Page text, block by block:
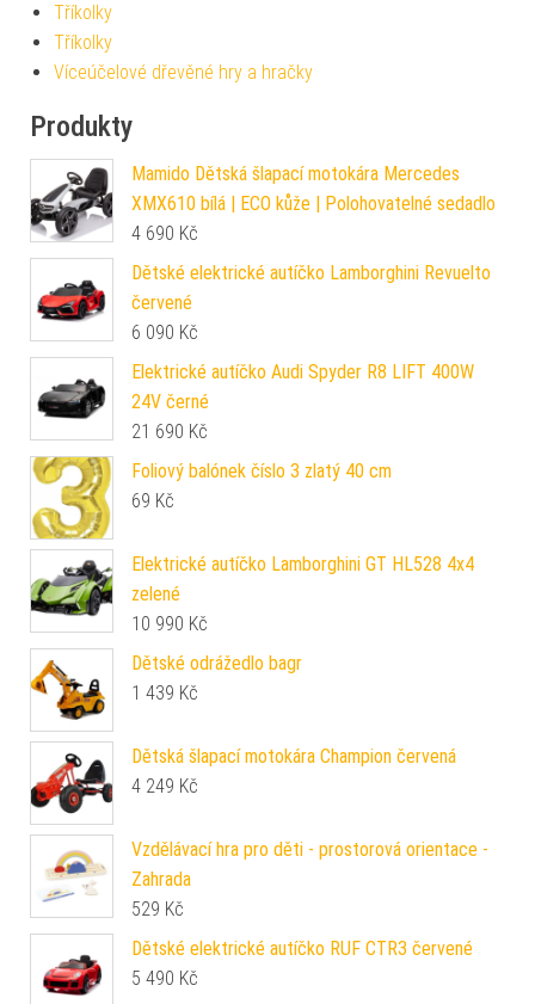
Tříkolky
Tříkolky
Víceúčelové dřevěné hry a hračky
Produkty
Mamido Dětská šlapací motokára Mercedes
XMX610 bílá | ECO kůže | Polohovatelné sedadlo
4 690 Kč
Dětské elektrické autíčko Lamborghini Revuelto
červené
6 090 Kč
Elektrické autíčko Audi Spyder R8 LIFT 400W
24V černé
21 690 Kč
Foliový balónek číslo 3 zlatý 40 cm
69 Kč
Elektrické autíčko Lamborghini GT HL528 4x4
zelené
10 990 Kč
Dětské odrážedlo bagr
1 439 Kč
Dětská šlapací motokára Champion červená
4 249 Kč
Vzdělávací hra pro děti - prostorová orientace -
Zahrada
529 Kč
Dětské elektrické autíčko RUF CTR3 červené
5 490 Kč